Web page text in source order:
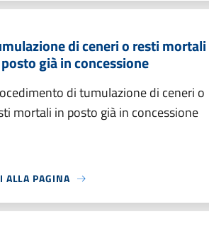
di ceneri o resti mortali
già in concessione
di tumulazione di ceneri o
mortali in posto già in concessione
ALLA PAGINA